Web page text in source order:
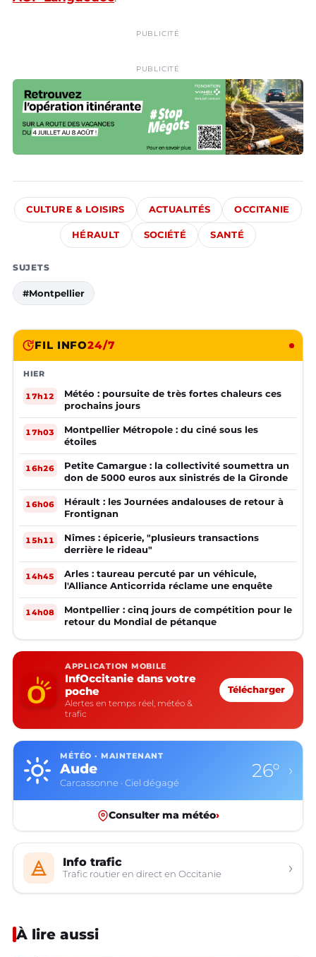
PUBLICITÉ
PUBLICITÉ
CULTURE & LOISIRS ACTUALITÉS OCCITANIE
HÉRAULT SOCIÉTÉ SANTÉ
SUJETS
#Montpellier
FIL INFO24/7
HIER
17h12
Météo : poursuite de très fortes chaleurs ces
prochains jours
17h03
Montpellier Métropole : du ciné sous les
étoiles
16h26
Petite Camargue : la collectivité soumettra un
don de 5000 euros aux sinistrés de la Gironde
16h06
Hérault : les Journées andalouses de retour à
Frontignan
15h11
Nîmes : épicerie, "plusieurs transactions
derrière le rideau"
14h45
Arles : taureau percuté par un véhicule,
l'Alliance Anticorrida réclame une enquête
14h08
Montpellier : cinq jours de compétition pour le
retour du Mondial de pétanque
APPLICATION MOBILE
InfOccitanie dans votre
poche
Alertes en temps réel, météo &
trafic
Télécharger
MÉTÉO · MAINTENANT
Aude
Carcassonne · Ciel dégagé
26° ›
Consulter ma météo›
Info trafic
Trafic routier en direct en Occitanie ›
À lire aussi